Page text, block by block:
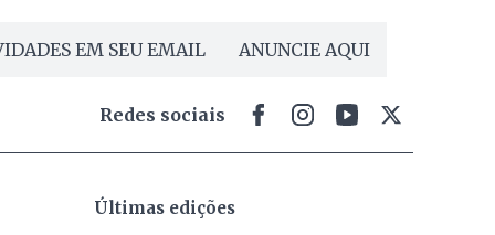
EM SEU EMAIL ANUNCIE AQUI
Redes sociais
Últimas edições